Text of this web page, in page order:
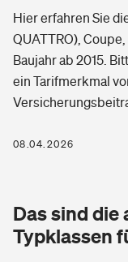
Arbeitsrechtsschutz
Zur Übersicht
Tools
Hausratversicherung
Glasversicherung
Freizeit
Pri­vate Haft­pflicht­
Gesundheit
Private
Dread-Disease-
Hier erfahren Sie
QUATTRO),
Baujahr ab 2015.
ein Tarifmerkmal
08.04.2026
Das sind
Typklassen